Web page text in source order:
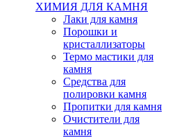
ХИМИЯ ДЛЯ КАМНЯ
Лаки для камня
Порошки и
кристаллизаторы
Термо мастики для
камня
Средства для
полировки камня
Пропитки для камня
Очистители для
камня